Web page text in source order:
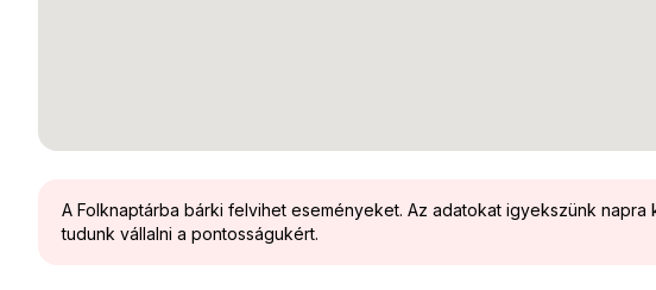
A Folknaptárba bárki felvihet eseményeket. Az adatokat igyekszünk
tudunk vállalni a pontosságukért.